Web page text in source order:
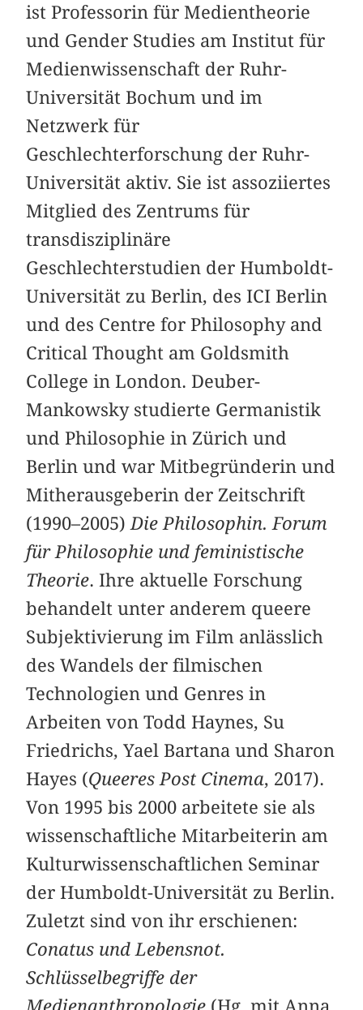
ist Professorin für Medientheorie
und Gender Studies am Institut für
Medienwissenschaft der Ruhr-
Universität Bochum und im
Netzwerk für
Geschlechterforschung der Ruhr-
Universität aktiv. Sie ist assoziiertes
Mitglied des Zentrums für
transdisziplinäre
Geschlechterstudien der Humboldt-
Universität zu Berlin, des ICI Berlin
und des Centre for Philosophy and
Critical Thought am Goldsmith
College in London. Deuber-
Mankowsky studierte Germanistik
und Philosophie in Zürich und
Berlin und war Mitbegründerin und
Mitherausgeberin der Zeitschrift
(1990–2005) Die Philosophin. Forum
für Philosophie und feministische
Theorie. Ihre aktuelle Forschung
behandelt unter anderem queere
Subjektivierung im Film anlässlich
des Wandels der filmischen
Technologien und Genres in
Arbeiten von Todd Haynes, Su
Friedrichs, Yael Bartana und Sharon
Hayes (Queeres Post Cinema, 2017).
Von 1995 bis 2000 arbeitete sie als
wissenschaftliche Mitarbeiterin am
Kulturwissenschaftlichen Seminar
der Humboldt-Universität zu Berlin.
Zuletzt sind von ihr erschienen:
Conatus und Lebensnot.
Schlüsselbegriffe der
Medienanthropologie (Hg. mit Anna